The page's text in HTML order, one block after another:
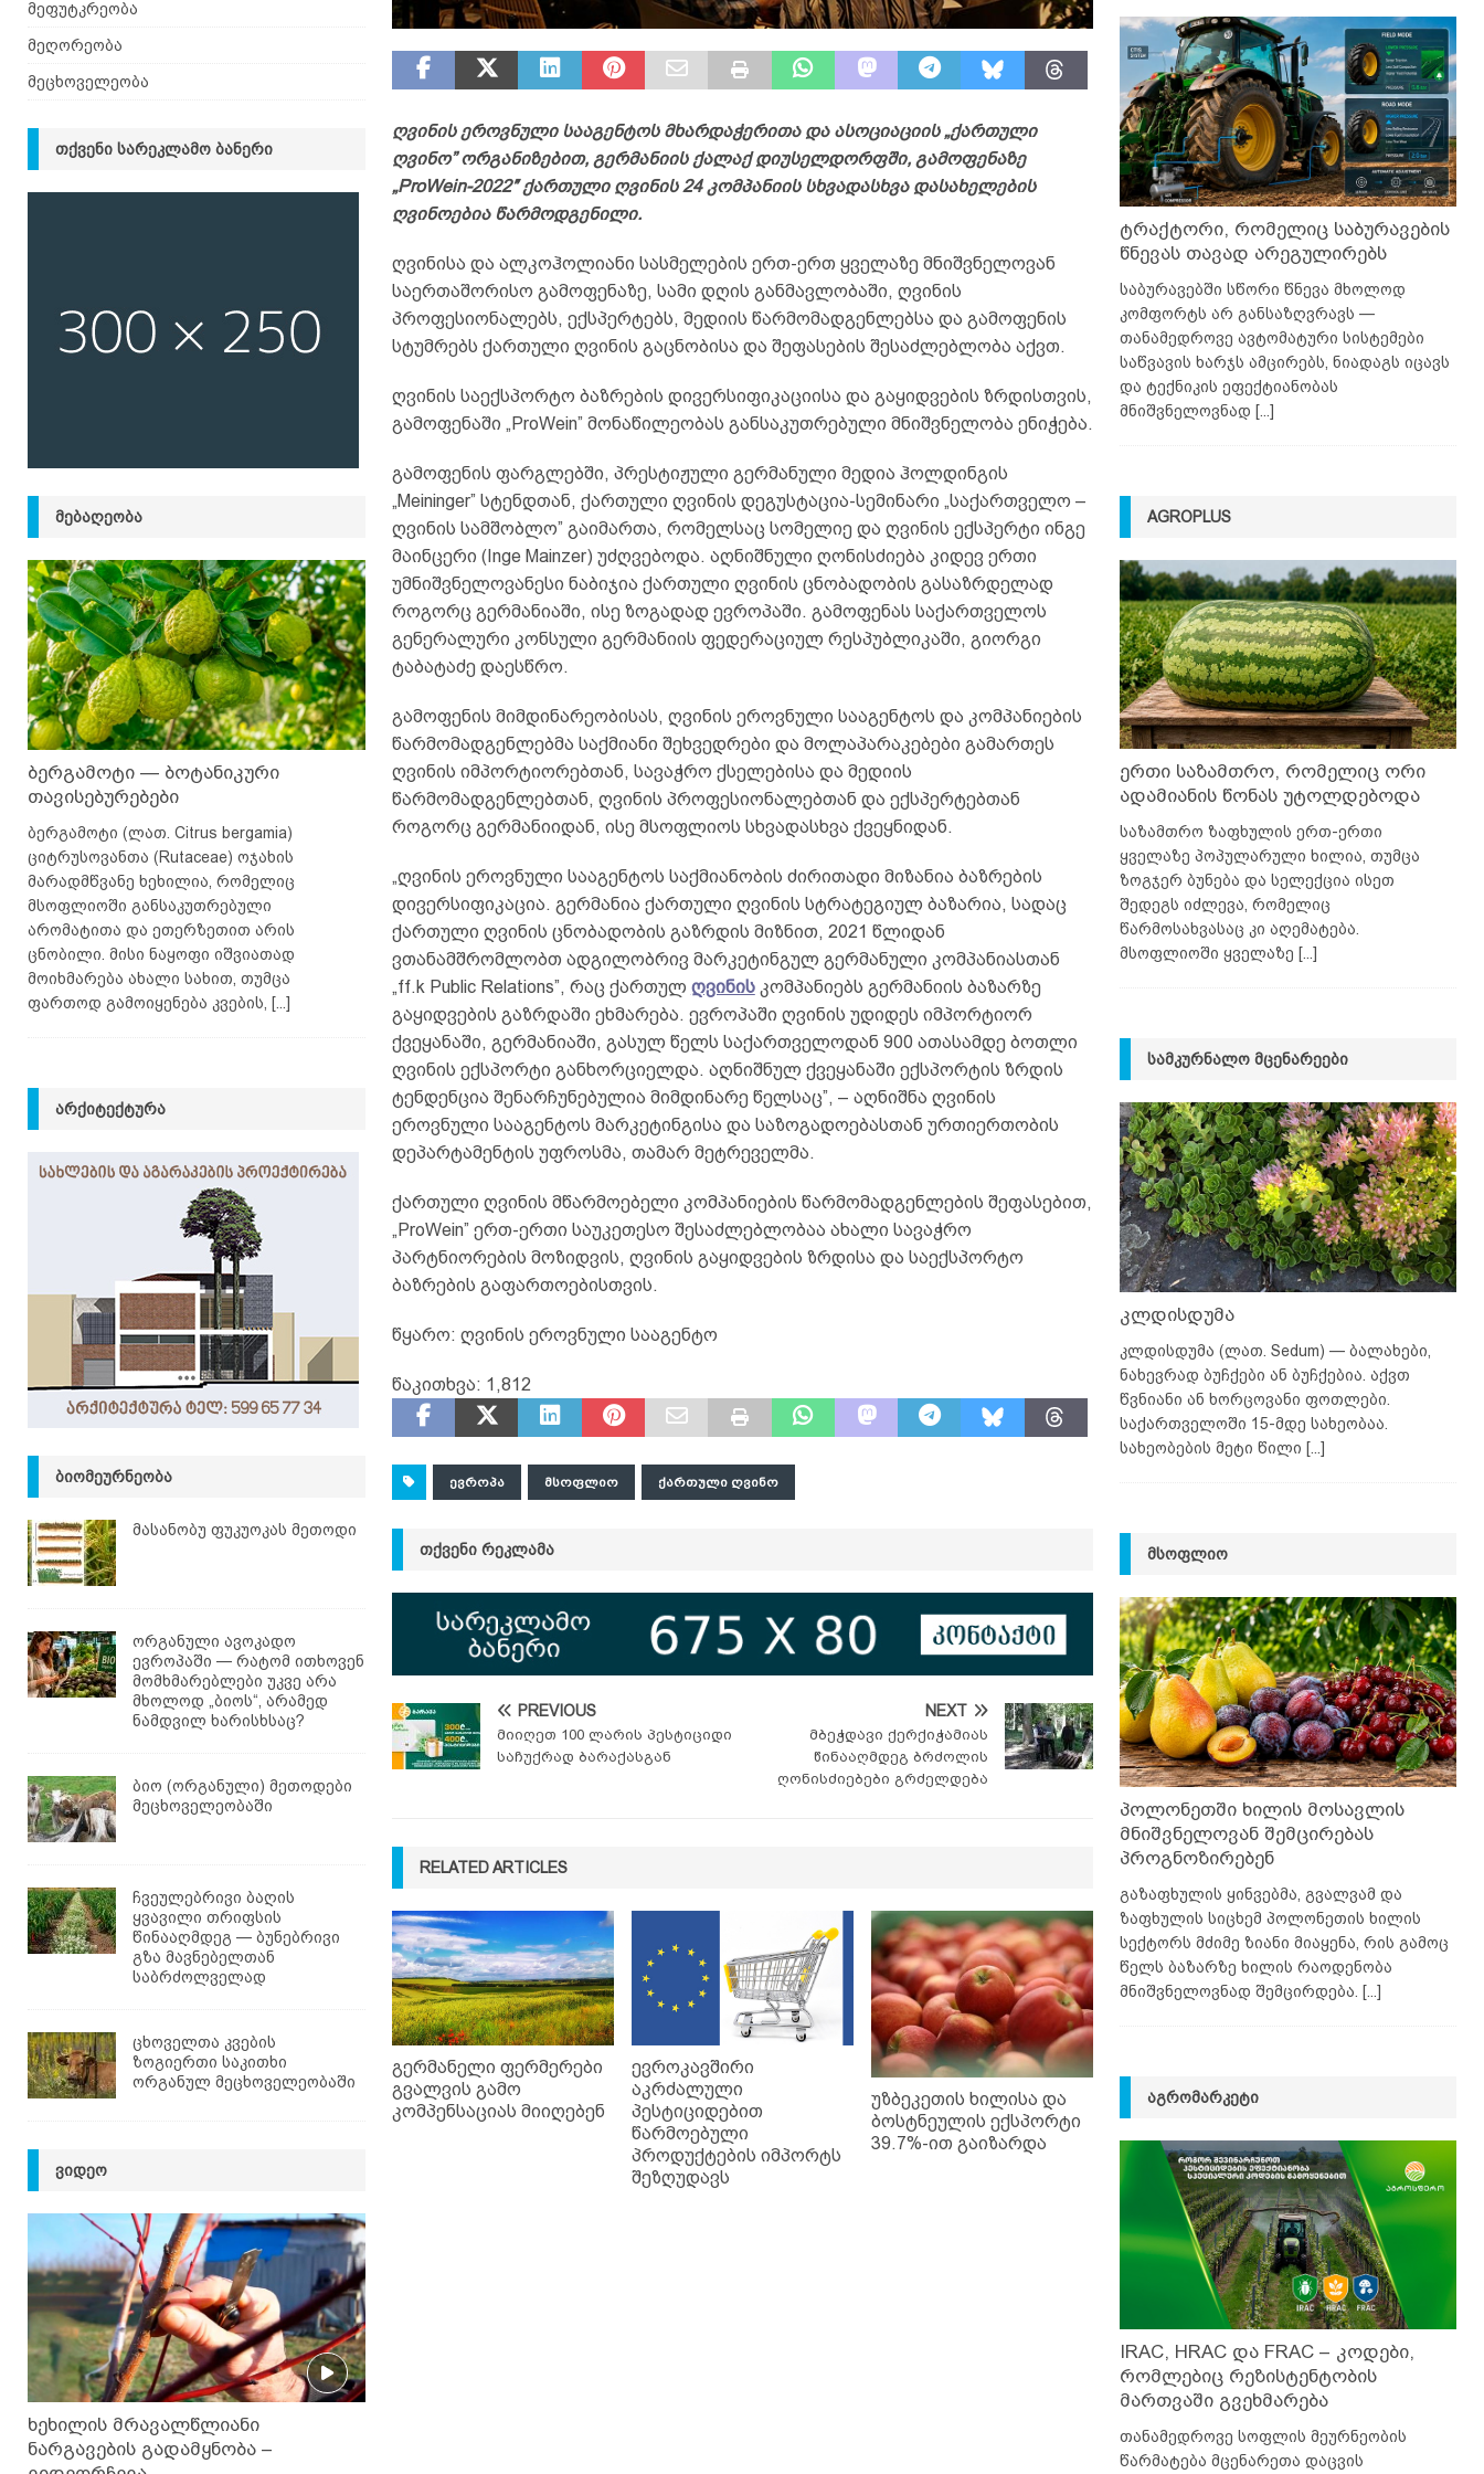
ღვინის ეროვნული სააგენტოს მხარდაჭერითა და ასოციაციის „ქართული
ღვინო” ორგანიზებით, გერმანიის ქალაქ დიუსელდორფში, გამოფენაზე
„ProWein-2022″ ქართული ღვინის 24 კომპანიის სხვადასხვა დასახელების
ღვინოებია წარმოდგენილი.
ღვინისა და ალკოჰოლიანი სასმელების ერთ-ერთ ყველაზე მნიშვნელოვან
საერთაშორისო გამოფენაზე, სამი დღის განმავლობაში, ღვინის
პროფესიონალებს, ექსპერტებს, მედიის წარმომადგენლებსა და გამოფენის
სტუმრებს ქართული ღვინის გაცნობისა და შეფასების შესაძლებლობა აქვთ.
ღვინის საექსპორტო ბაზრების დივერსიფიკაციისა და გაყიდვების ზრდისთვის,
გამოფენაში „ProWein” მონაწილეობას განსაკუთრებული მნიშვნელობა ენიჭება.
გამოფენის ფარგლებში, პრესტიჟული გერმანული მედია ჰოლდინგის
„Meininger” სტენდთან, ქართული ღვინის დეგუსტაცია-სემინარი „საქართველო –
ღვინის სამშობლო” გაიმართა, რომელსაც სომელიე და ღვინის ექსპერტი ინგე
მაინცერი (Inge Mainzer) უძღვებოდა. აღნიშნული ღონისძიება კიდევ ერთი
უმნიშვნელოვანესი ნაბიჯია ქართული ღვინის ცნობადობის გასაზრდელად
როგორც გერმანიაში, ისე ზოგადად ევროპაში. გამოფენას საქართველოს
გენერალური კონსული გერმანიის ფედერაციულ რესპუბლიკაში, გიორგი
ტაბატაძე დაესწრო.
გამოფენის მიმდინარეობისას, ღვინის ეროვნული სააგენტოს და კომპანიების
წარმომადგენლებმა საქმიანი შეხვედრები და მოლაპარაკებები გამართეს
ღვინის იმპორტიორებთან, სავაჭრო ქსელებისა და მედიის
წარმომადგენლებთან, ღვინის პროფესიონალებთან და ექსპერტებთან
როგორც გერმანიიდან, ისე მსოფლიოს სხვადასხვა ქვეყნიდან.
„ღვინის ეროვნული სააგენტოს საქმიანობის ძირითადი მიზანია ბაზრების
დივერსიფიკაცია. გერმანია ქართული ღვინის სტრატეგიულ ბაზარია, სადაც
ქართული ღვინის ცნობადობის გაზრდის მიზნით, 2021 წლიდან
ვთანამშრომლობთ ადგილობრივ მარკეტინგულ გერმანული კომპანიასთან
„ff.k Public Relations”, რაც ქართულ ღვინისკომპანიებს გერმანიის ბაზარზე
გაყიდვების გაზრდაში ეხმარება. ევროპაში ღვინის უდიდეს იმპორტიორ
ქვეყანაში, გერმანიაში, გასულ წელს საქართველოდან 900 ათასამდე ბოთლი
ღვინის ექსპორტი განხორციელდა. აღნიშნულ ქვეყანაში ექსპორტის ზრდის
ტენდენცია შენარჩუნებულია მიმდინარე წელსაც”, – აღნიშნა ღვინის
ეროვნული სააგენტოს მარკეტინგისა და საზოგადოებასთან ურთიერთობის
დეპარტამენტის უფროსმა, თამარ მეტრეველმა.
ქართული ღვინის მწარმოებელი კომპანიების წარმომადგენლების შეფასებით,
„ProWein” ერთ-ერთი საუკეთესო შესაძლებლობაა ახალი სავაჭრო
პარტნიორების მოზიდვის, ღვინის გაყიდვების ზრდისა და საექსპორტო
ბაზრების გაფართოებისთვის.
წყარო: ღვინის ეროვნული სააგენტო
წაკითხვა: 1,812
ᲔᲕᲠᲝᲞᲐ ᲛᲡᲝᲤᲚᲘᲝ ᲥᲐᲠᲗᲣᲚᲘ ᲦᲕᲘᲜᲝ
ᲗᲥᲕᲔᲜᲘ ᲠᲔᲙᲚᲐᲛᲐ
PREVIOUS
მიიღეთ 100 ლარის პესტიციდი
საჩუქრად ბარაქასგან
NEXT
მბეჭდავი ქერქიჭამიას
წინააღმდეგ ბრძოლის
ღონისძიებები გრძელდება
RELATED ARTICLES
გერმანელი ფერმერები
გვალვის გამო
კომპენსაციას მიიღებენ
ევროკავშირი
აკრძალული
პესტიციდებით
წარმოებული
პროდუქტების იმპორტს
შეზღუდავს
უზბეკეთის ხილისა და
ბოსტნეულის ექსპორტი
39.7%-ით გაიზარდა
მეფუტკრეობა
მეღორეობა
მეცხოველეობა
ᲗᲥᲕᲔᲜᲘ ᲡᲐᲠᲔᲙᲚᲐᲛᲝ ᲑᲐᲜᲔᲠᲘ
ᲛᲔᲑᲐᲦᲔᲝᲑᲐ
ბერგამოტი — ბოტანიკური
თავისებურებები
ბერგამოტი (ლათ. Citrus bergamia)
ციტრუსოვანთა (Rutaceae) ოჯახის
მარადმწვანე ხეხილია, რომელიც
მსოფლიოში განსაკუთრებული
არომატითა და ეთერზეთით არის
ცნობილი. მისი ნაყოფი იშვიათად
მოიხმარება ახალი სახით, თუმცა
ფართოდ გამოიყენება კვების,
[...]
ᲐᲠᲥᲘᲢᲔᲥᲢᲣᲠᲐ
ᲑᲘᲝᲛᲔᲣᲠᲜᲔᲝᲑᲐ
მასანობუ ფუკუოკას მეთოდი
ორგანული ავოკადო
ევროპაში — რატომ ითხოვენ
მომხმარებლები უკვე არა
მხოლოდ „ბიოს“, არამედ
ნამდვილ ხარისხსაც?
ბიო (ორგანული) მეთოდები
მეცხოველეობაში
ჩვეულებრივი ბაღის
ყვავილი თრიფსის
წინააღმდეგ — ბუნებრივი
გზა მავნებელთან
საბრძოლველად
ცხოველთა კვების
ზოგიერთი საკითხი
ორგანულ მეცხოველეობაში
ᲕᲘᲓᲔᲝ
ხეხილის მრავალწლიანი
ნარგავების გადამყნობა –
ტრაქტორი, რომელიც საბურავების
წნევას თავად არეგულირებს
საბურავებში სწორი წნევა მხოლოდ
კომფორტს არ განსაზღვრავს —
თანამედროვე ავტომატური სისტემები
საწვავის ხარჯს ამცირებს, ნიადაგს იცავს
და ტექნიკის ეფექტიანობას
მნიშვნელოვნად [...]
AGROPLUS
ერთი საზამთრო, რომელიც ორი
ადამიანის წონას უტოლდებოდა
საზამთრო ზაფხულის ერთ-ერთი
ყველაზე პოპულარული ხილია, თუმცა
ზოგჯერ ბუნება და სელექცია ისეთ
შედეგს იძლევა, რომელიც
წარმოსახვასაც კი აღემატება.
მსოფლიოში ყველაზე [...]
ᲡᲐᲛᲙᲣᲠᲜᲐᲚᲝ ᲛᲪᲔᲜᲐᲠᲔᲔᲑᲘ
კლდისდუმა
კლდისდუმა (ლათ. Sedum) — ბალახები,
ნახევრად ბუჩქები ან ბუჩქებია. აქვთ
წვნიანი ან ხორცოვანი ფოთლები.
საქართველოში 15-მდე სახეობაა.
სახეობების მეტი წილი [...]
ᲛᲡᲝᲤᲚᲘᲝ
პოლონეთში ხილის მოსავლის
მნიშვნელოვან შემცირებას
პროგნოზირებენ
გაზაფხულის ყინვებმა, გვალვამ და
ზაფხულის სიცხემ პოლონეთის ხილის
სექტორს მძიმე ზიანი მიაყენა, რის გამოც
წელს ბაზარზე ხილის რაოდენობა
მნიშვნელოვნად შემცირდება. [...]
ᲐᲒᲠᲝᲛᲐᲠᲙᲔᲢᲘ
IRAC, HRAC და FRAC – კოდები,
რომლებიც რეზისტენტობის
მართვაში გვეხმარება
თანამედროვე სოფლის მეურნეობის
წარმატება მცენარეთა დაცვის